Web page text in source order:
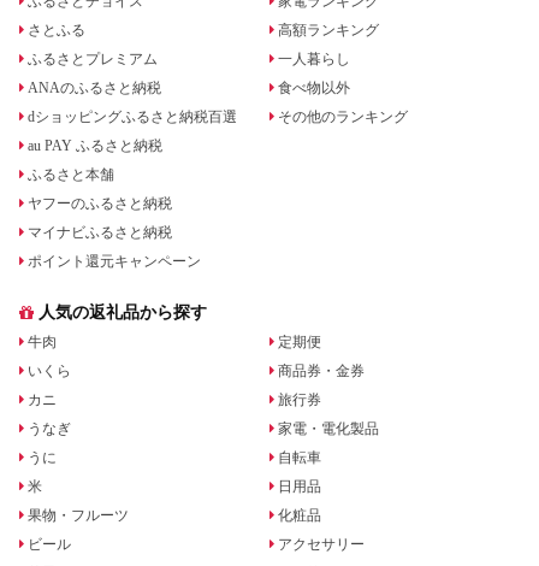
さとふる
ふるさとプレミアム
ANAのふるさと納税
dショッピングふるさと納税百選
au PAY ふるさと納税
ふるさと本舗
ヤフーのふるさと納税
マイナビふるさと納税
ポイント還元キャンペーン
高額ランキング
一人暮らし
食べ物以外
その他のランキング
人気の返礼品から探す
牛肉
いくら
カニ
うなぎ
うに
米
果物・フルーツ
ビール
定期便
商品券・金券
旅行券
家電・電化製品
自転車
日用品
化粧品
アクセサリー